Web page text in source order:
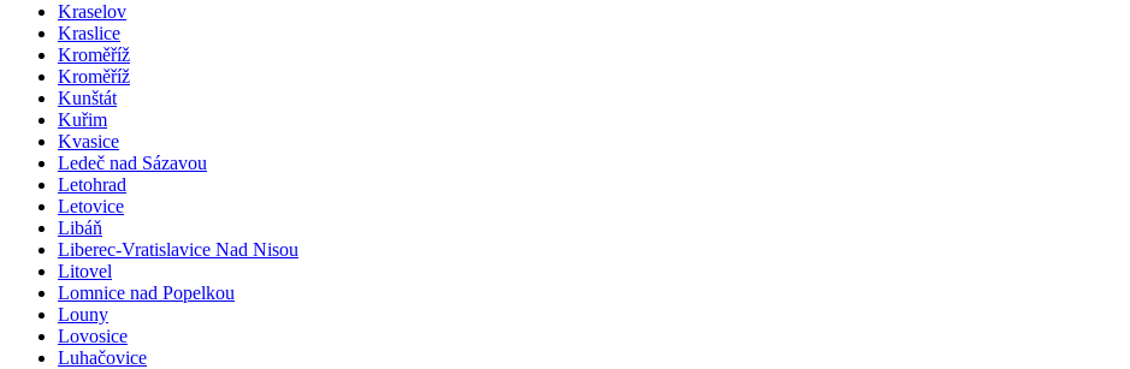
Kraselov
Kraslice
Kroměříž
Kroměříž
Kunštát
Kuřim
Kvasice
Ledeč nad Sázavou
Letohrad
Letovice
Libáň
Liberec-Vratislavice Nad Nisou
Litovel
Lomnice nad Popelkou
Louny
Lovosice
Luhačovice